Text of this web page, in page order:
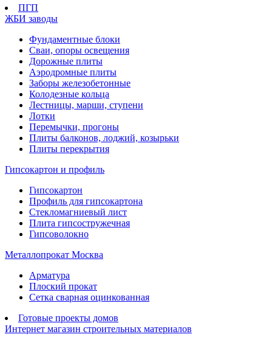
ПГП
ЖБИ заводы
Фундаментные блоки
Сваи, опоры освещения
Дорожные плиты
Аэродромные плиты
Заборы железобетонные
Колодезные кольца
Лестницы, марши, ступени
Лотки
Перемычки, прогоны
Плиты балконов, лоджий, козырьки
Плиты перекрытия
Гипсокартон и профиль
Гипсокартон
Профиль для гипсокартона
Стекломагниевый лист
Плита гипсостружечная
Гипсоволокно
Металлопрокат Москва
Арматура
Плоский прокат
Сетка сварная оцинкованная
Готовые проекты домов
Интернет магазин строительных материалов